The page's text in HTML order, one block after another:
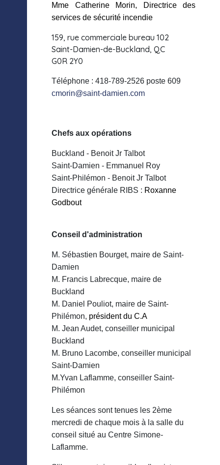
Mme Catherine Morin, Directrice des
services de sécurité incendie
159, rue commerciale bureau 102
Saint-Damien-de-Buckland, QC
G0R 2Y0
Téléphone : 418-789-2526 poste 609
cmorin@saint-damien.com
Chefs aux opérations
Buckland - Benoit Jr Talbot
Saint-Damien - Emmanuel Roy
Saint-Philémon - Benoit Jr Talbot
Directrice générale RIBS : Roxanne
Godbout
Conseil d'administration
M. Sébastien Bourget, maire de Saint-
Damien
M. Francis Labrecque, maire de
Buckland
M. Daniel Pouliot, maire de Saint-
Philémon, président du C.A
M. Jean Audet, conseiller municipal
Buckland
M. Bruno Lacombe, conseiller municipal
Saint-Damien
M.Yvan Laflamme, conseiller Saint-
Philémon
Les séances sont tenues les 2ème
mercredi de chaque mois à la salle du
conseil situé au Centre Simone-
Laflamme.